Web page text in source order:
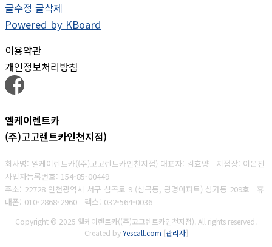
글수정 글삭제
Powered by KBoard
이용약관
개인정보처리방침
엘케이렌트카
(주)고고렌트카인천지점)
회사명: 엘케이렌트카((주)고고렌트카인천지점) 대표자: 김효양 지점장: 이은진
사업자등록번호: 154-85-00449
주소: 22728 인천광역시 서구 심곡로 9 (심곡동, 광명아파트) 상가동 209호 휴
대폰: 010-2868-2960 팩스: 032-564-0036
Copyright © 2025 엘케이렌트카((주)고고렌트카인천지점). All rights reserved.
Created byYescall.com [관리자]